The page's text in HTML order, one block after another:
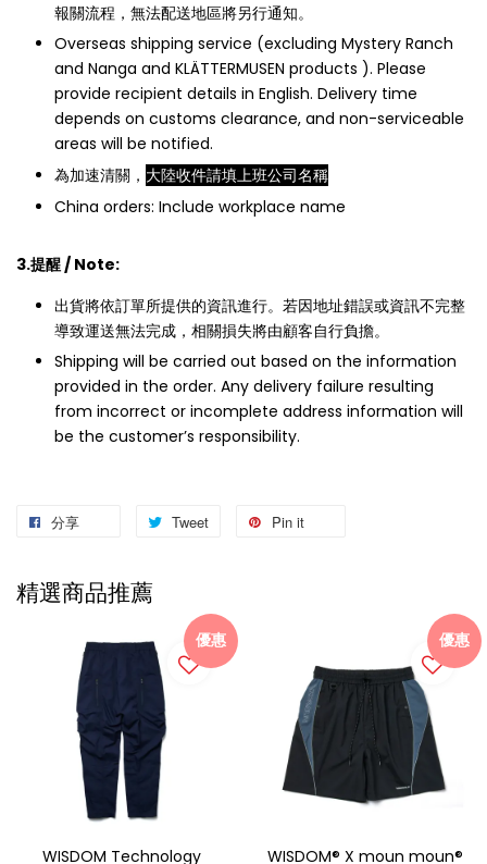
報關流程，無法配送地區將另行通知。
Overseas shipping service (excluding Mystery Ranch
and Nanga and KLÄTTERMUSEN products ). Please
provide recipient details in English. Delivery time
depends on customs clearance, and non-serviceable
areas will be notified.
為加速清關， 大陸收件請填上班公司名稱
China orders: Include workplace name
3.提醒 / Note:
出貨將依訂單所提供的資訊進行。若因地址錯誤或資訊不完整
導致運送無法完成，相關損失將由顧客自行負擔。
Shipping will be carried out based on the information
provided in the order. Any delivery failure resulting
from incorrect or incomplete address information will
be the customer’s responsibility.
分享 Tweet Pin it
精選商品推薦
優惠
WISDOM Technology
優惠
WISDOM® X moun moun®